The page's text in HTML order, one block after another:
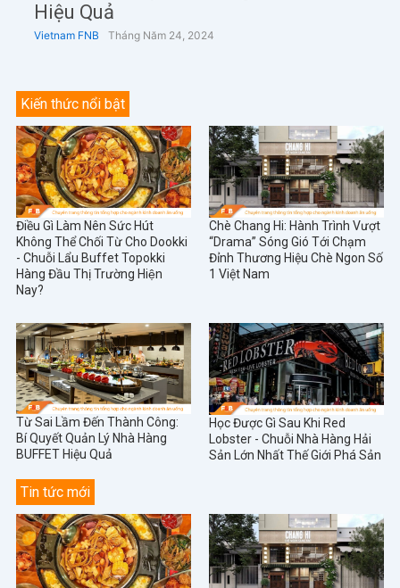
Hiệu Quả
Vietnam FNB Tháng Năm 24, 2024
Kiến thức nổi bật
Điều Gì Làm Nên Sức Hút
Không Thể Chối Từ Cho Dookki
- Chuỗi Lẩu Buffet Topokki
Hàng Đầu Thị Trường Hiện
Nay?
Chè Chang Hi: Hành Trình Vượt
“Drama” Sóng Gió Tới Chạm
Đỉnh Thương Hiệu Chè Ngon Số
1 Việt Nam
Từ Sai Lầm Đến Thành Công:
Bí Quyết Quản Lý Nhà Hàng
BUFFET Hiệu Quả
Học Được Gì Sau Khi Red
Lobster - Chuỗi Nhà Hàng Hải
Sản Lớn Nhất Thế Giới Phá Sản
Tin tức mới